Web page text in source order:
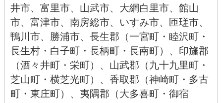
井市、 富里市、 山武市、 大網白里市、 館山
市、 富津市、 南房総市、 いすみ市、 匝瑳市、
鴨川市、 勝浦市、長生郡（一宮町・睦沢町・
長生村・白子町・長柄町・長南町）、印旛郡
（酒々井町・栄町）、山武郡（九十九里町・
芝山町・横芝光町）、香取郡（神崎町・多古
町・東庄町）、夷隅郡（大多喜町・御宿